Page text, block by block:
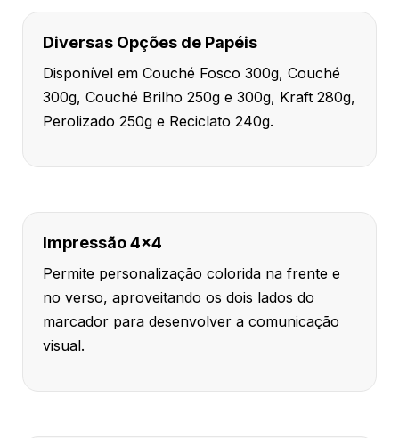
Diversas Opções de Papéis
Disponível em Couché Fosco 300g, Couché
300g, Couché Brilho 250g e 300g, Kraft 280g,
Perolizado 250g e Reciclato 240g.
Impressão 4x4
Permite personalização colorida na frente e
no verso, aproveitando os dois lados do
marcador para desenvolver a comunicação
visual.